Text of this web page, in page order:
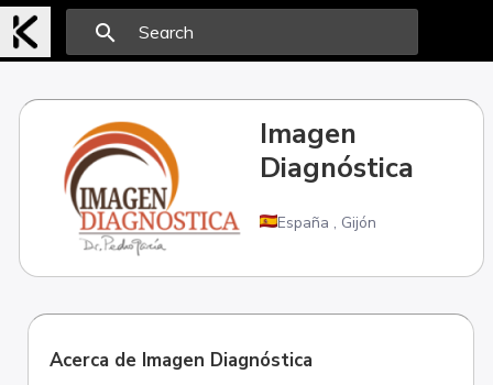
search
Imagen
Diagnóstica
España , Gijón
Acerca de Imagen Diagnóstica